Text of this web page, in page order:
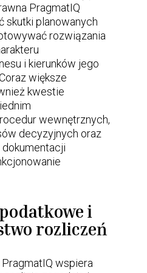
PragmatIQ
skutki planowanych
rozwiązania
i kierunków jego
większe
kwestie
wewnętrznych,
decyzyjnych oraz
i
rozliczeń
wspiera